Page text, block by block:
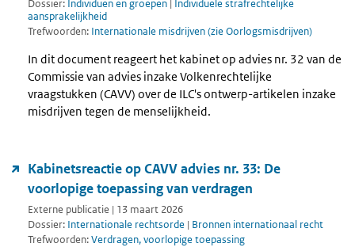
Dossier: Individuen en groepen
Individuele strafrechtelijke
aansprakelijkheid
Trefwoorden: Internationale misdrijven (zie Oorlogsmisdrijven)
In dit document reageert het kabinet op advies nr. 32 van de
Commissie van advies inzake Volkenrechtelijke
vraagstukken (CAVV) over de ILC's ontwerp-artikelen inzake
misdrijven tegen de menselijkheid.
Kabinetsreactie op CAVV advies nr. 33: De
voorlopige toepassing van verdragen
Externe publicatie | 13 maart 2026
Dossier: Internationale rechtsorde | Bronnen internationaal recht
Trefwoorden:Verdragen, voorlopige toepassing